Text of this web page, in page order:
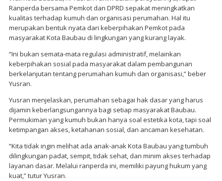
Ranperda bersama Pemkot dan DPRD sepakat meningkatkan
kualitas terhadap kumuh dan organisasi perumahan. Hal itu
merupakan bentuk nyata dari keberpihakan Pemkot pada
masyarakat Kota Baubau di lingkungan yang kurang layak.
“Ini bukan semata-mata regulasi administratif, melainkan
keberpihakan sosial pada masyarakat dalam pembangunan
berkelanjutan tentang perumahan kumuh dan organisasi,” beber
Yusran.
Yusran menjelaskan, perumahan sebagai hak dasar yang harus
dijamin keberlangsungannya bagi setiap masyarakat Baubau.
Permukiman yang kumuh bukan hanya soal estetika kota, tapi soal
ketimpangan akses, ketahanan sosial, dan ancaman kesehatan.
“Kita tidak ingin melihat ada anak-anak Kota Baubau yang tumbuh
dilingkungan padat, sempit, tidak sehat, dan minim akses terhadap
layanan dasar. Melalui ranperda ini, memiliki payung hukum yang
kuat,” tutur Yusran.